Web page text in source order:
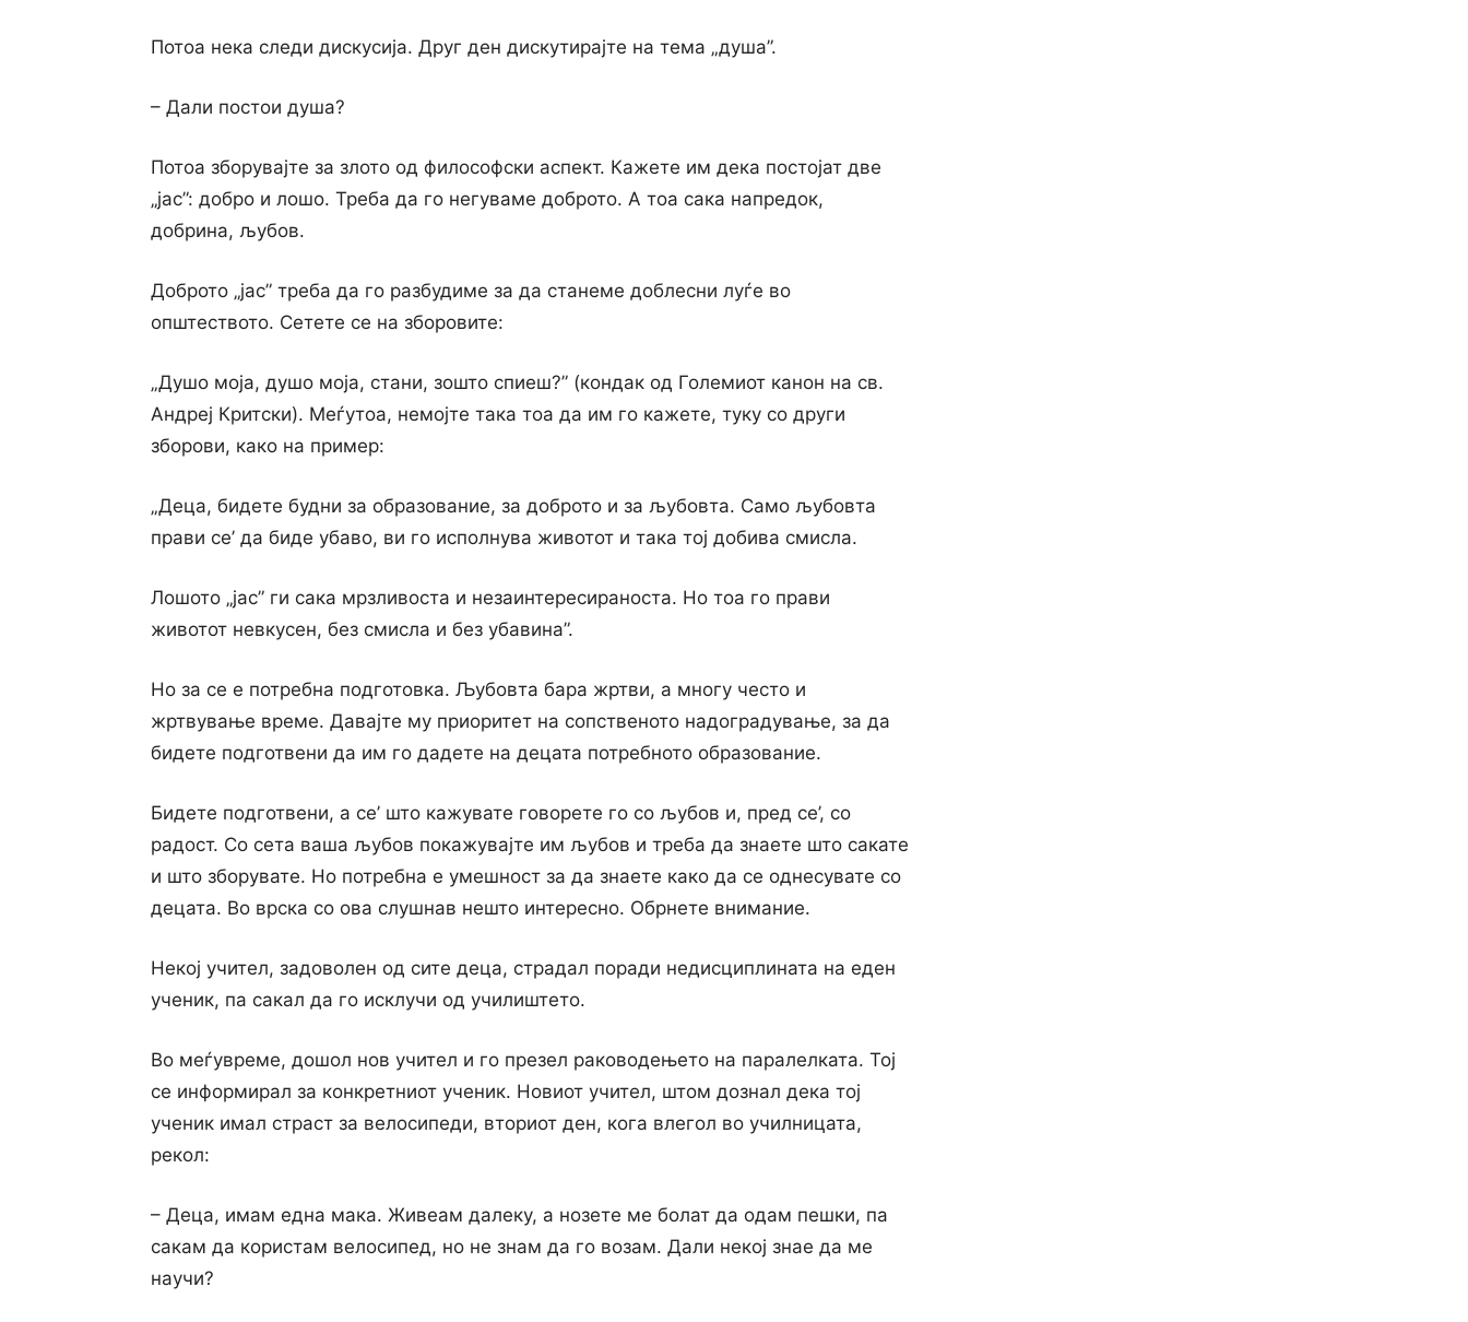
Потоа нека следи дискусија. Друг ден дискутирајте на тема „душа”.
– Дали постои душа?
Потоа зборувајте за злото од философски аспект. Кажете им дека постојат две
„јас”: добро и лошо. Треба да го негуваме доброто. А тоа сака напредок,
добрина, љубов.
Доброто „jac” треба да го разбудиме за да станеме доблесни луѓе во
општеството. Сетете се на зборовите:
„Душо моја, душо моја, стани, зошто спиеш?” (кондак од Големиот канон на св.
Андреј Критски). Меѓутоа, немојте така тоа да им го кажете, туку co други
зборови, како на пример:
„Деца, бидете будни за образование, за доброто и за љубовта. Само љубовта
прави се’ да биде убаво, ви го исполнува животот и така тој добива смисла.
Лошото „јас” ги сака мрзливоста и незаинтересираноста. Но тоа го прави
животот невкусен, без смисла и без убавина”.
Ho за се е потребна подготовка. Љубовта бара жртви, а многу често и
жртвување време. Давајте му приоритет на сопственото надоградување, за да
бидете подготвени да им го дадете на децата потребното образование.
Бидете подготвени, a ce’ што кажувате говорете го co љубов и, пред се’, co
радост. Co сета ваша љубов покажувајте им љубов и треба да знаете што сакате
и што зборувате. Но потребна е умешност за да знаете како да се однесувате co
децата. Во врска co ова слушнав нешто интересно. Обрнете внимание.
Некој учител, задоволен од сите деца, страдал поради недисциплината на еден
ученик, па сакал да го исклучи од училиштето.
Во меѓувреме, дошол нов учител и го презел раководењето на паралелката. Тој
се информирал за конкретниот ученик. Новиот учител, штом дознал дека тој
ученик имал страст за велосипеди, вториот ден, кога влегол во училницата,
рекол:
– Деца, имам една мака. Живеам далеку, а нозете ме болат да одам пешки, па
сакам да користам велосипед, но не знам да го возам. Дали некој знае да ме
научи?